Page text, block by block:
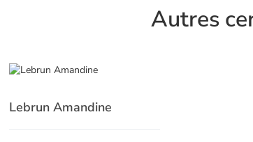
Autres
Lebrun Amandine